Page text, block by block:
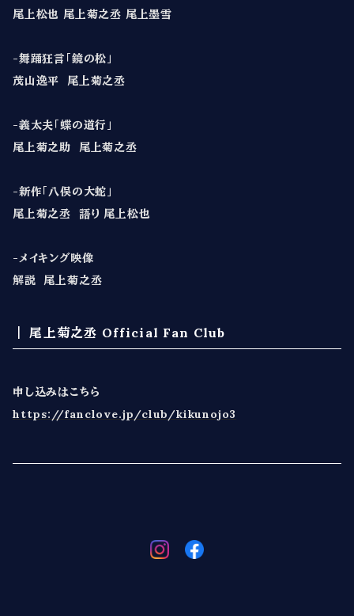
尾上松也 尾上菊之丞 尾上墨雪
-舞踊狂言「鏡の松」
茂山逸平 尾上菊之丞
-義太夫「蝶の道行」
尾上菊之助 尾上菊之丞
-新作「八俣の大蛇」
尾上菊之丞 語り 尾上松也
-メイキング映像
解説 尾上菊之丞
尾上菊之丞 Official Fan Club
申し込みはこちら
https://fanclove.jp/club/kikunojo3